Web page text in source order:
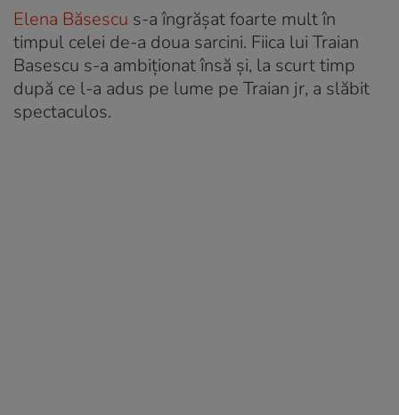
Elena Băsescu s-a îngrășat foarte mult în
timpul celei de-a doua sarcini. Fiica lui Traian
Basescu s-a ambiționat însă și, la scurt timp
după ce l-a adus pe lume pe Traian jr, a slăbit
spectaculos.